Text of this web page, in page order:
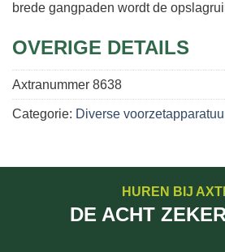
brede gangpaden wordt de
OVERIGE DETAILS
Axtranummer 8638
Categorie: Diverse
HUREN BIJ
DE ACHT